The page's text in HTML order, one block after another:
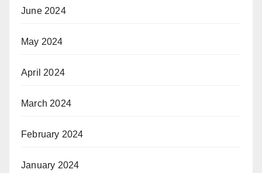
June 2024
May 2024
April 2024
March 2024
February 2024
January 2024